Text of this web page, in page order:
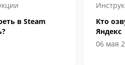
в Steam
Кто
Яндекс
06 мая